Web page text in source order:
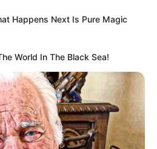
Happens Next Is Pure Magic
World In The Black Sea!